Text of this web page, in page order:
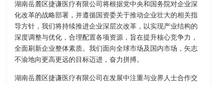
湖南岳麓区捷谦医疗有限公司将根据党中央和国务院对企业深
化改革的战略部署，并遵循国资委关于推动企业壮大的相关指
导方针，我们将持续推进企业深层次改革，以实现产业结构的
深度调整与优化，合理配置各项资源，旨在提升核心竞争力，
全面刷新企业整体素质。我们面向全球市场及国内市场，矢志
不渝地向更高更远的目标迈进，奋力拼搏。
湖南岳麓区捷谦医疗有限公司在发展中注重与业界人士合作交